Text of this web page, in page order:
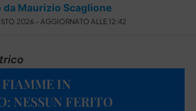
da Maurizio Scaglione
2026 - AGGIORNATO ALLE 12:42
IN
NESSUN FERITO